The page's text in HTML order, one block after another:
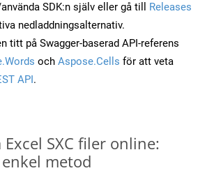
SDK:n själv eller gå till Releases
nedladdningsalternativ.
titt på Swagger-baserad API-referens
och Aspose.Cells för att veta
API.
SXC filer online:
metod